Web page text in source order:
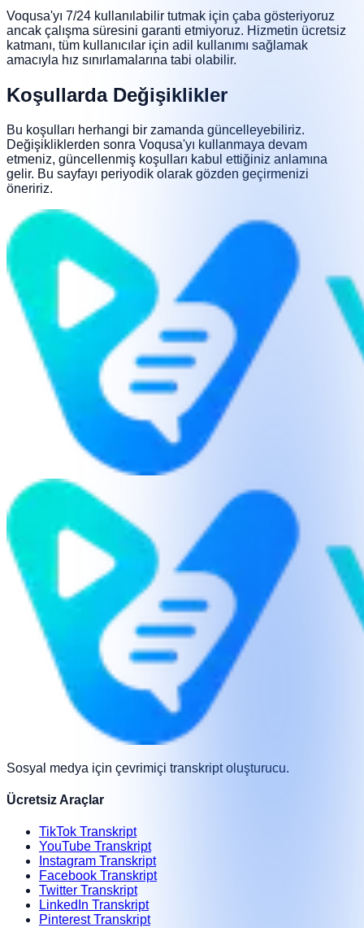
Voqusa'yı 7/24 kullanılabilir tutmak için çaba gösteriyoruz
ancak çalışma süresini garanti etmiyoruz. Hizmetin ücretsiz
katmanı, tüm kullanıcılar için adil kullanımı sağlamak
amacıyla hız sınırlamalarına tabi olabilir.
Koşullarda Değişiklikler
Bu koşulları herhangi bir zamanda güncelleyebiliriz.
Değişikliklerden sonra Voqusa'yı kullanmaya devam
etmeniz, güncellenmiş koşulları kabul ettiğiniz anlamına
gelir. Bu sayfayı periyodik olarak gözden geçirmenizi
öneririz.
Sosyal medya için çevrimiçi transkript oluşturucu.
Ücretsiz Araçlar
TikTok Transkript
YouTube Transkript
Instagram Transkript
Facebook Transkript
Twitter Transkript
LinkedIn Transkript
Pinterest Transkript